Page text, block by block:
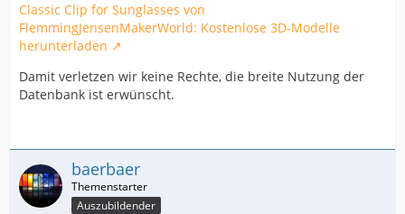
Classic Clip for Sunglasses von
FlemmingJensenMakerWorld: Kostenlose 3D-Modelle
herunterladen
Damit verletzen wir keine Rechte, die breite Nutzung der
Datenbank ist erwünscht.
baerbaer
Auszubildender